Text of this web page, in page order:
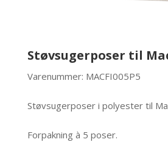
Støvsugerposer til
Varenummer: MACFI005P5
Støvsugerposer i polyester til
Forpakning à 5 poser.